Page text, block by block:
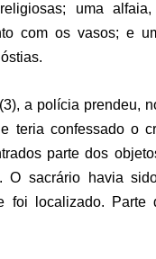
uma
com os vasos; e
a polícia prendeu,
teria confessado o
parte dos
O sacrário havia
foi localizado. Parte